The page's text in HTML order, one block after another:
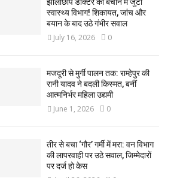
झोलाछाप डॉक्टर को बचाने में जुटा
स्वास्थ्य विभाग! शिकायत, जांच और
बयान के बाद उठे गंभीर सवाल
July 16, 2026 0
मजदूरी से मुर्गी पालन तक: राम्हेपुर की
रानी यादव ने बदली किस्मत, बनीं
आत्मनिर्भर महिला उद्यमी
June 1, 2026 0
तीर से बचा ‘गौर’ गर्मी में मरा: वन विभाग
की लापरवाही पर उठे सवाल, जिम्मेदारों
पर दर्ज हो केस